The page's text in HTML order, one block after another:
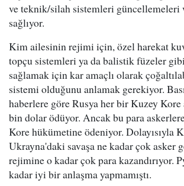
ve teknik/silah sistemleri güncellemeleri
sağlıyor.
Kim ailesinin rejimi için, özel harekat
topçu sistemleri ya da balistik füzeler
sağlamak için kar amaçlı olarak
sistemi olduğunu anlamak gerekiyor.
haberlere göre Rusya her bir Kuzey Kore
bin dolar ödüyor. Ancak bu para
Kore hükümetine ödeniyor. Dolayısıyla
Ukrayna'daki savaşa ne kadar çok asker
rejimine o kadar çok para kazandırıyor.
kadar iyi bir anlaşma yapmamıştı.